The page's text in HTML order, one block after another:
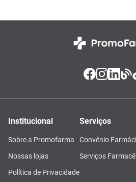
Institucional
Sobre a Promofarma
Nossas lojas
Política de Privacidade
Serviços
Convênio
Serviços